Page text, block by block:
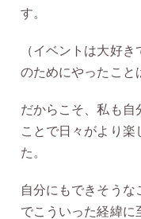
す。
（イベントは大好
のためにやったこと
だからこそ、私も自
ことで日々がより楽
た。
自分にもできそう
でこういった経緯に